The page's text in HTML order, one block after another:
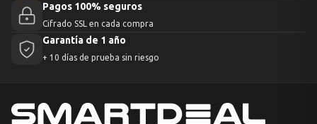
Pagos 100% seguros
Cifrado SSL en cada compra
Garantía de 1 año
+ 10 días de prueba sin riesgo